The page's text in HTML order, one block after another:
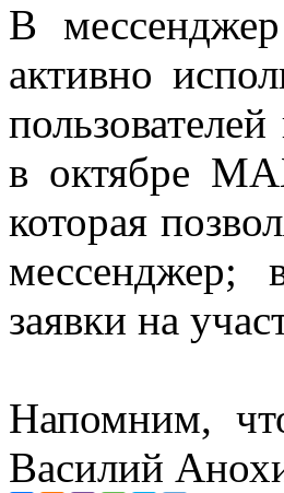
В
активно
в октябре
которая
мессенджер;
заявки на
Напомним,
Василий